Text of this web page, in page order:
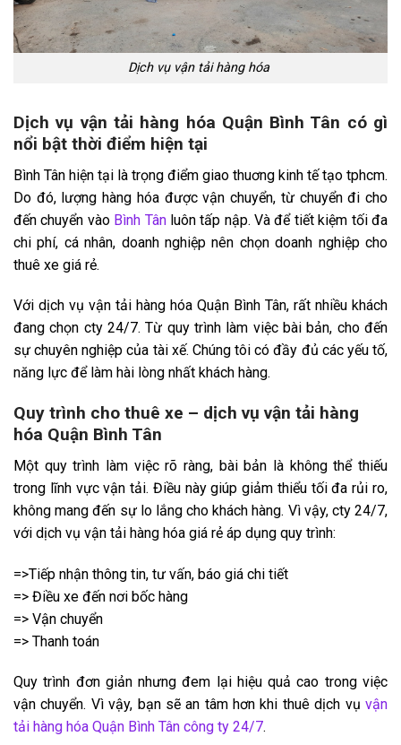
Dịch vụ vận tải hàng hóa
Dịch vụ vận tải hàng hóa Quận Bình Tân có gì
nổi bật thời điểm hiện tại
Bình Tân hiện tại là trọng điểm giao thuơng kinh tế tạo tphcm.
Do đó, lượng hàng hóa được vận chuyển, từ chuyển đi cho
đến chuyển vào Bình Tânluôn tấp nập. Và để tiết kiệm tối đa
chi phí, cá nhân, doanh nghiệp nên chọn doanh nghiệp cho
thuê xe giá rẻ.
Với dịch vụ vận tải hàng hóa Quận Bình Tân, rất nhiều khách
đang chọn cty 24/7. Từ quy trình làm việc bài bản, cho đến
sự chuyên nghiệp của tài xế. Chúng tôi có đầy đủ các yếu tố,
năng lực để làm hài lòng nhất khách hàng.
Quy trình cho thuê xe – dịch vụ vận tải hàng
hóa Quận Bình Tân
Một quy trình làm việc rõ ràng, bài bản là không thể thiếu
trong lĩnh vực vận tải. Điều này giúp giảm thiểu tối đa rủi ro,
không mang đến sự lo lắng cho khách hàng. Vì vậy, cty 24/7,
với dịch vụ vận tải hàng hóa giá rẻ áp dụng quy trình:
=>Tiếp nhận thông tin, tư vấn, báo giá chi tiết
=> Điều xe đến nơi bốc hàng
=> Vận chuyển
=> Thanh toán
Quy trình đơn giản nhưng đem lại hiệu quả cao trong việc
vận chuyển. Vì vậy, bạn sẽ an tâm hơn khi thuê dịch vụ vận
tải hàng hóa Quận Bình Tân công ty 24/7.